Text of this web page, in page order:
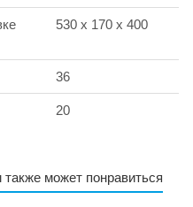
530 x 170 x 400
36
20
также может понравиться